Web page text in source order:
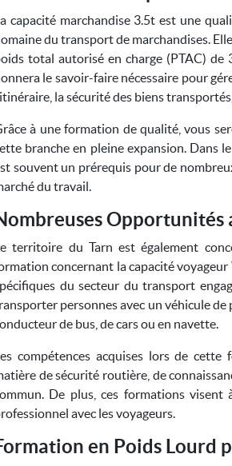
capacité marchandise 3.5t est une
du transport de marchandises.
total autorisé en charge (PTAC) de
le savoir-faire nécessaire pour
la sécurité des biens
à une formation de qualité, vous
branche en pleine expansion. Dans
souvent un prérequis pour de
du travail.
Opportunités
territoire du Tarn est également
concernant la capacité
du secteur du transport
personnes avec un véhicule de
de bus, de cars ou en navette.
compétences acquises lors de
de sécurité routière, de
De plus, ces formations
avec les voyageurs.
en Poids Lourd